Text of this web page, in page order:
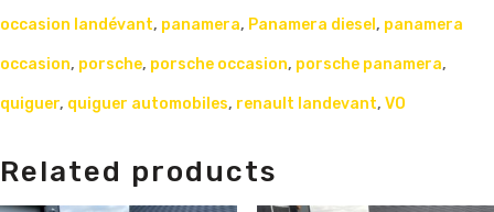
occasion landévant, panamera, Panamera diesel , panamera
occasion, porsche, porsche occasion, porsche panamera,
quiguer, quiguer automobiles, renault landevant, VO
Related products